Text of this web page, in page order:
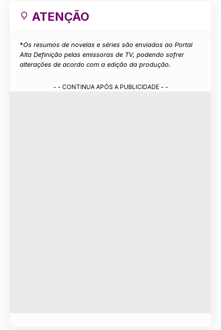
ATENÇÃO
*Os resumos de novelas e séries são enviados ao Portal
Alta Definição pelas emissoras de TV, podendo sofrer
alterações de acordo com a edição da produção.
- - CONTINUA APÓS A PUBLICIDADE - -